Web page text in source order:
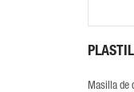
Masilla de